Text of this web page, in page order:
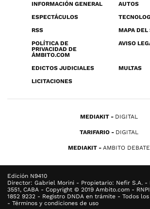
INFORMACIÓN GENERAL
AUTOS
ESPECTÁCULOS
RSS
MAPA DEL
POLÍTICA DE
PRIVACIDAD DE
ÁMBITO.COM
AVISO
EDICTOS JUDICIALES
MULTAS
LICITACIONES
MEDIAKIT DIGITAL
TARIFARIO DIGITAL
MEDIAKIT AMBITO DEBATE
Edición N9410
Director: Gabriel Morini - Propietario: Nefir S.A. -
3551, CABA - Copyright © 2019 Ambito.com -
1852 9232 - Registro DNDA en trámite - Todos
- Términos y condiciones de uso